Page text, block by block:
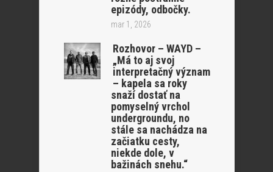
epizódy, odbočky.
mar 1, 2026
Rozhovor – WAYD –
„Má to aj svoj
interpretačný význam
– kapela sa roky
snaží dostať na
pomyselný vrchol
undergroundu, no
stále sa nachádza na
začiatku cesty,
niekde dole, v
bažinách snehu.“